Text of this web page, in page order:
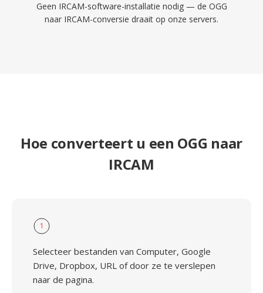
Geen IRCAM-software-installatie nodig — de OGG
naar IRCAM-conversie draait op onze servers.
Hoe converteert u een OGG naar
IRCAM
1
Selecteer bestanden van Computer, Google
Drive, Dropbox, URL of door ze te verslepen
naar de pagina.